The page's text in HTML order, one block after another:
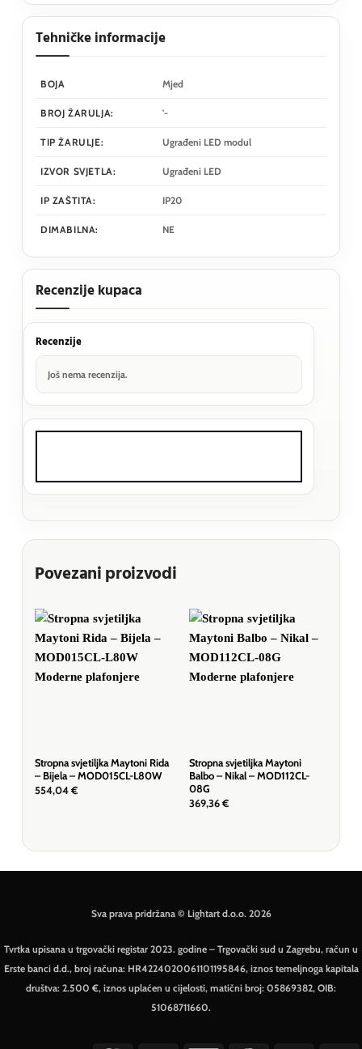
Tehničke informacije
BOJA Mjed
BROJ ŽARULJA: '-
TIP ŽARULJE: Ugrađeni LED modul
IZVOR SVJETLA: Ugrađeni LED
IP ZAŠTITA: IP20
DIMABILNA: NE
Recenzije kupaca
Recenzije
Još nema recenzija.
Povezani proizvodi
Stropna svjetiljka Maytoni Rida
– Bijela – MOD015CL-L80W
554,04 €
Stropna svjetiljka Maytoni
Balbo – Nikal – MOD112CL-
08G
369,36 €
Sva prava pridržana © Lightart d.o.o. 2026
Tvrtka upisana u trgovački registar 2023. godine – Trgovački sud u Zagrebu, račun u
Erste banci d.d., broj računa: HR4224020061101195846, iznos temeljnoga kapitala
društva: 2.500 €, iznos uplaćen u cijelosti, matični broj: 05869382, OIB:
51068711660.